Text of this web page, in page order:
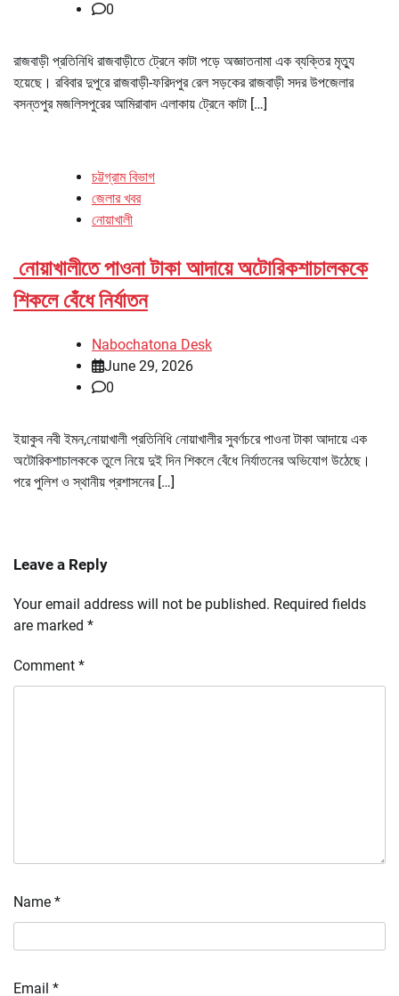
0
রাজবাড়ী প্রতিনিধি রাজবাড়ীতে ট্রেনে কাটা পড়ে অজ্ঞাতনামা এক ব্যক্তির মৃত্যু
হয়েছে। রবিবার দুপুরে রাজবাড়ী-ফরিদপুর রেল সড়কের রাজবাড়ী সদর উপজেলার
বসন্তপুর মজলিসপুরের আমিরাবাদ এলাকায় ট্রেনে কাটা […]
চট্টগ্রাম বিভাগ
জেলার খবর
নোয়াখালী
নোয়াখালীতে পাওনা টাকা আদায়ে অটোরিকশাচালককে
শিকলে বেঁধে নির্যাতন
Nabochatona Desk
June 29, 2026
0
ইয়াকুব নবী ইমন,নোয়াখালী প্রতিনিধি নোয়াখালীর সুবর্ণচরে পাওনা টাকা আদায়ে এক
অটোরিকশাচালককে তুলে নিয়ে দুই দিন শিকলে বেঁধে নির্যাতনের অভিযোগ উঠেছে।
পরে পুলিশ ও স্থানীয় প্রশাসনের […]
Leave a Reply
Your email address will not be published. Required fields
are marked *
Comment *
Name *
Email *